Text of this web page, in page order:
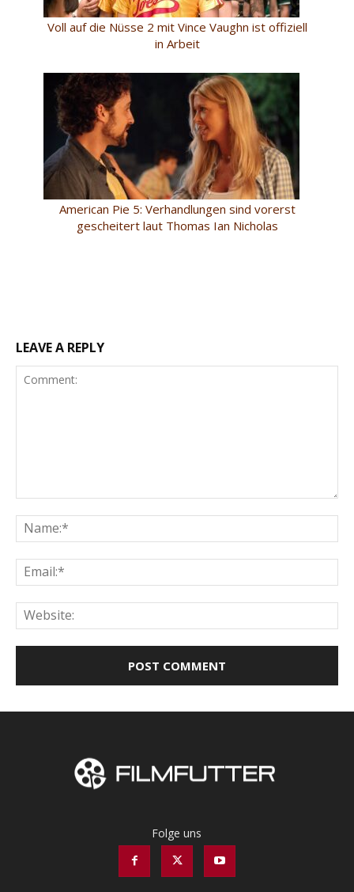
Voll auf die Nüsse 2 mit Vince Vaughn ist offiziell
in Arbeit
American Pie 5: Verhandlungen sind vorerst
gescheitert laut Thomas Ian Nicholas
LEAVE A REPLY
Folge uns